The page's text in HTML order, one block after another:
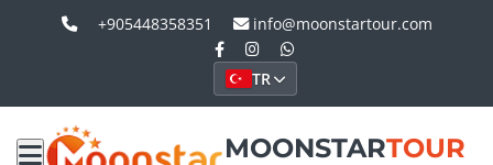
+905448358351 info@moonstartour.com
TR
MOONSTARTOUR